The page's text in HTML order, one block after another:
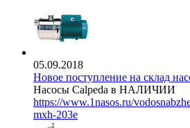
05.09.2018
Новое поступление на склад
Насосы Calpeda в НАЛИЧИИ
https://www.1nasos.ru/
mxh-203e